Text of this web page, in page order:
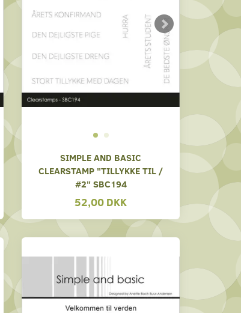
SIMPLE AND BASIC
CLEARSTAMP "TILLYKKE TIL /
#2" SBC194
52,00 DKK